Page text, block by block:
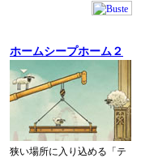
ホームシープホーム２
狭い場所に入り込める「テ